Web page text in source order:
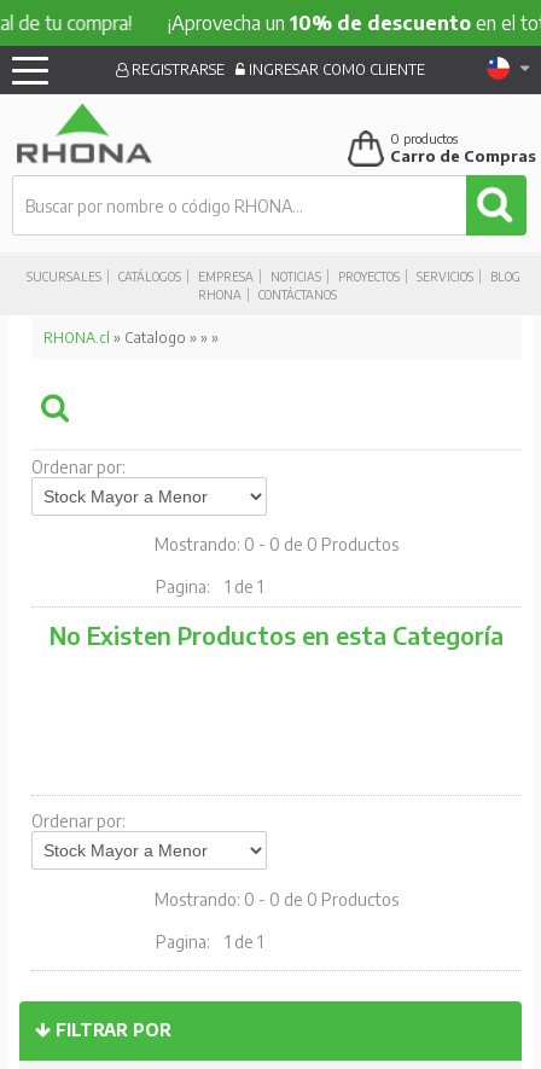
tu compra! ¡Aprovecha un10% de descuentoen el
SUCURSALES CATÁLOGOS EMPRESA NOTICIAS PROYECTOS SERVICIOS
BLOG
RHONA
CONTÁCTANOS
REGISTRARSE INGRESAR COMO CLIENTE
0 productos
Carro de Compras
FILTRAR POR
RHONA.cl » Catalogo » » »
Ordenar por:
Mostrando: 0 - 0 de 0 Productos
Pagina: 1 de 1
No Existen Productos en esta Categoría
Ordenar por:
Mostrando: 0 - 0 de 0 Productos
Pagina: 1 de 1